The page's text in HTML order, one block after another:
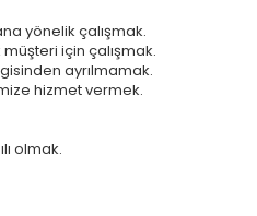
yönelik çalışmak.
için çalışmak.
ayrılmamak.
hizmet vermek.
olmak.